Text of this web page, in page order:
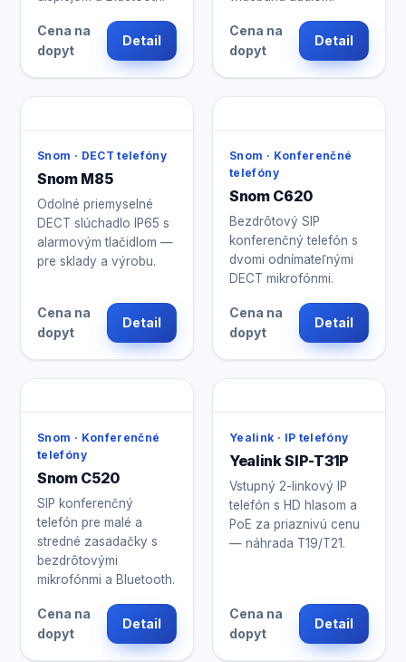
Cena na
dopyt
Detail
Cena na
dopyt
Detail
Snom · DECT telefóny
Snom M85
Odolné priemyselné
DECT slúchadlo IP65 s
alarmovým tlačidlom —
pre sklady a výrobu.
Cena na
dopyt
Detail
Snom · Konferenčné
telefóny
Snom C620
Bezdrôtový SIP
konferenčný telefón s
dvomi odnímateľnými
DECT mikrofónmi.
Cena na
dopyt
Detail
Snom · Konferenčné
telefóny
Snom C520
SIP konferenčný
telefón pre malé a
stredné zasadačky s
bezdrôtovými
mikrofónmi a Bluetooth.
Cena na
dopyt
Detail
Yealink · IP telefóny
Yealink SIP-T31P
Vstupný 2-linkový IP
telefón s HD hlasom a
PoE za priaznivú cenu
— náhrada T19/T21.
Cena na
dopyt
Detail